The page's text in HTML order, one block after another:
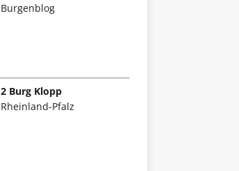
Burgenblog
2 Burg Klopp
Rheinland-Pfalz